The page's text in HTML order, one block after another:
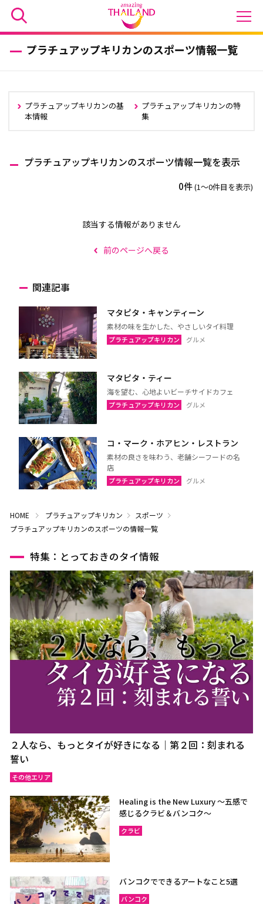
プラチュアップキリカンのスポーツ情報一覧
プラチュアップキリカンの基
本情報
プラチュアップキリカンの特
集
プラチュアップキリカンのスポーツ情報一覧を表示
0件(1〜0件目を表示)
該当する情報がありません
前のページへ戻る
関連記事
マタピタ・キャンティーン
素材の味を生かした、やさしいタイ料理
プラチュアップキリカン グルメ
マタピタ・ティー
海を望む、心地よいビーチサイドカフェ
プラチュアップキリカン グルメ
コ・マーク・ホアヒン・レストラン
素材の良さを味わう、老舗シーフードの名
店
プラチュアップキリカン グルメ
HOME プラチュアップキリカン
スポーツ
プラチュアップキリカンのスポーツの情報一覧
特集：とっておきのタイ情報
２人なら、もっとタイが好きになる｜第２回：刻まれる
誓い
その他エリア
Healing is the New Luxury ～五感で
感じるクラビ＆バンコク～
クラビ
バンコクでできるアートなこと5選
バンコク